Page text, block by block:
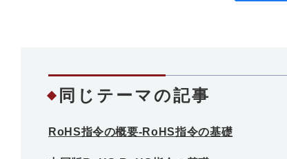
同じテーマの記事
RoHS指令の概要-RoHS指令の基礎